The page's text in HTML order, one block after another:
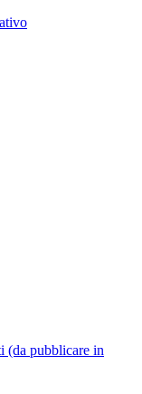
(da pubblicare in